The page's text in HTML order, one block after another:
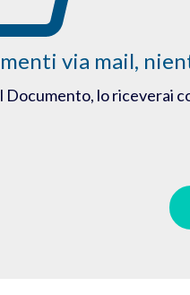
via mail,
Documento, lo riceverai